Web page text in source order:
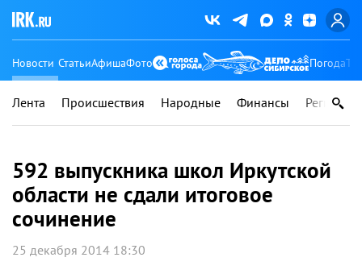
Новости СтатьиАфишаФото Погода
Лента Происшествия Народные Финансы Регионы
592 выпускника школ Иркутской
области не сдали итоговое
сочинение
25 декабря 2014 18:30